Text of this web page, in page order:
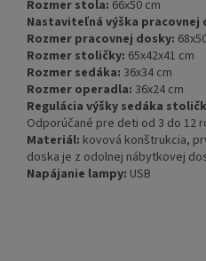
Rozmer stola: 66x50 cm
Nastaviteľná výška pracovnej
Rozmer pracovnej dosky:
Rozmer stoličky: 65x42x41 cm
Rozmer sedáka: 36x34 cm
Rozmer operadla: 36x24 cm
Regulácia výšky sedáka
Odporúčané pre deti od 3 do 12
Materiál: kovová konštrukcia,
doska je z odolnej nábytkovej
Napájanie lampy: USB